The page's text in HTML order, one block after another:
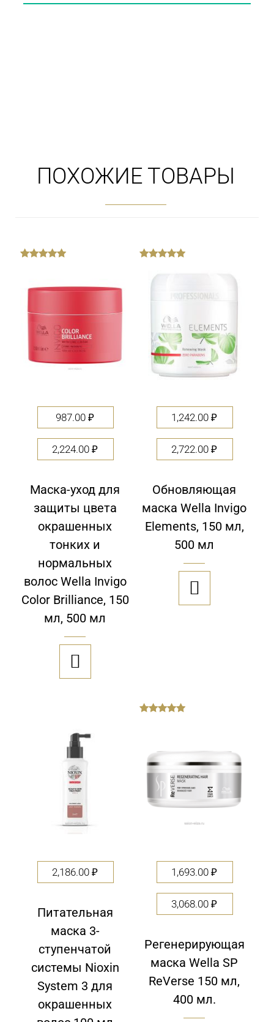
ПОХОЖИЕ ТОВАРЫ
987.00 ₽
2,224.00 ₽
Маска-уход для
защиты цвета
окрашенных
тонких и
нормальных
волос Wella Invigo
Color Brilliance, 150
мл, 500 мл

1,242.00 ₽
2,722.00 ₽
Обновляющая
маска Wella Invigo
Elements, 150 мл,
500 мл

2,186.00 ₽
Питательная
маска 3-
ступенчатой
системы Nioxin
System 3 для
окрашенных
1,693.00 ₽
3,068.00 ₽
Регенерирующая
маска Wella SP
ReVerse 150 мл,
400 мл.